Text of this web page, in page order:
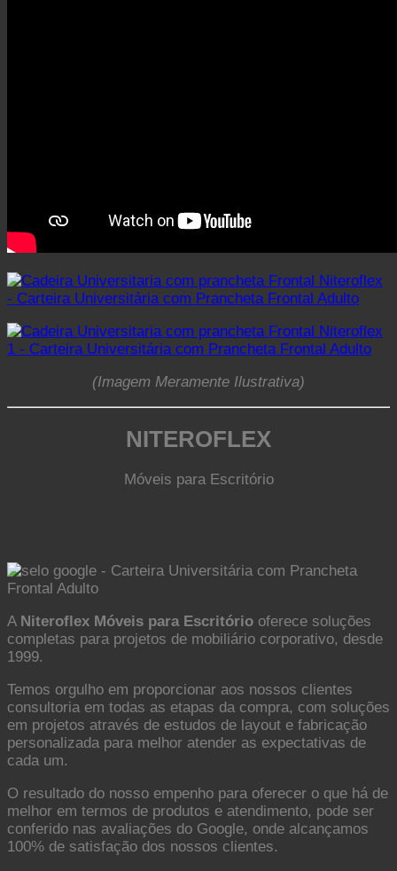
(Imagem Meramente Ilustrativa)
NITEROFLEX
Móveis para Escritório
A Niteroflex Móveis para Escritório oferece soluções
completas para projetos de mobiliário corporativo, desde
1999.
Temos orgulho em proporcionar aos nossos clientes
consultoria em todas as etapas da compra, com soluções
em projetos através de estudos de layout e fabricação
personalizada para melhor atender as expectativas de
cada um.
O resultado do nosso empenho para oferecer o que há de
melhor em termos de produtos e atendimento, pode ser
conferido nas avaliações do Google, onde alcançamos
100% de satisfação dos nossos clientes.